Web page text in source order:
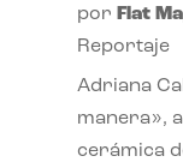
por Flat
Reportaje
Adriana
manera»,
cerámica